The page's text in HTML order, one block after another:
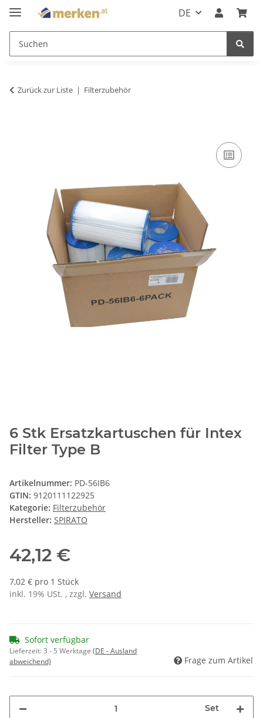
DE
Zurück zur Liste Filterzubehör
6 Stk Ersatzkartuschen für Intex
Filter Type B
Artikelnummer: PD-56IB6
GTIN: 9120111122925
Kategorie: Filterzubehör
Hersteller: SPIRATO
42,12 €
7,02 € pro 1 Stück
inkl. 19% USt. , zzgl. Versand
Sofort verfügbar
Lieferzeit:3 - 5 Werktage (DE - Ausland
abweichend)
Frage zum Artikel
Set